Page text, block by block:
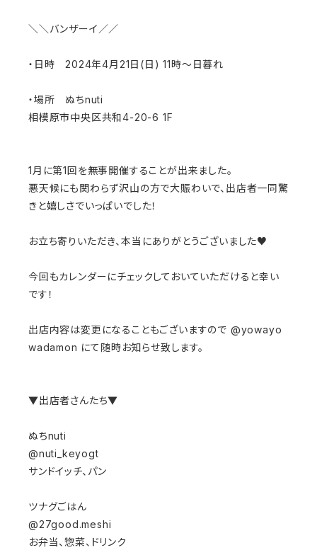
＼＼バンザーイ／／⁡
・日時 2024年4月21日(日) 11時～日暮れ⁡⁡
・場所 ぬちnuti ⁡
相模原市中央区共和4-20-6 1F⁡
1月に第1回を無事開催することが出来ました。
悪天候にも関わらず沢山の方で大賑わいで、出店者一同驚
きと嬉しさでいっぱいでした！⁡
お立ち寄りいただき、本当にありがとうございました♥︎⁡
今回もカレンダーにチェックしておいていただけると幸い
です！⁡
出店内容は変更になることもございますので @yowayo
wadamon にて随時お知らせ致します。⁡
▼出店者さんたち▼⁡⁡
ぬちnuti⁡⁡
@nuti_keyogt⁡
サンドイッチ、パン⁡
ツナグごはん⁡⁡
@27good.meshi ⁡
お弁当、惣菜、ドリンク⁡